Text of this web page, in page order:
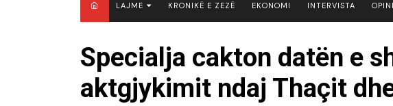
LAJME
KOSOVË
SHQIPËRI
RAJON
KRONIKË E ZEZË EKONOMI INTERVISTA
Specialja cakton datën e
aktgjykimit ndaj Thaçit